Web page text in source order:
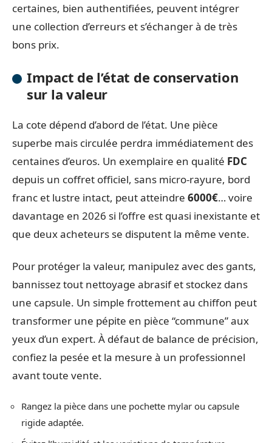
certaines, bien authentifiées, peuvent intégrer
une collection d’erreurs et s’échanger à de très
bons prix.
Impact de l’état de conservation
sur la valeur
La cote dépend d’abord de l’état. Une pièce
superbe mais circulée perdra immédiatement des
centaines d’euros. Un exemplaire en qualité FDC
depuis un coffret officiel, sans micro-rayure, bord
franc et lustre intact, peut atteindre 6000€… voire
davantage en 2026 si l’offre est quasi inexistante et
que deux acheteurs se disputent la même vente.
Pour protéger la valeur, manipulez avec des gants,
bannissez tout nettoyage abrasif et stockez dans
une capsule. Un simple frottement au chiffon peut
transformer une pépite en pièce “commune” aux
yeux d’un expert. À défaut de balance de précision,
confiez la pesée et la mesure à un professionnel
avant toute vente.
Rangez la pièce dans une pochette mylar ou capsule
rigide adaptée.